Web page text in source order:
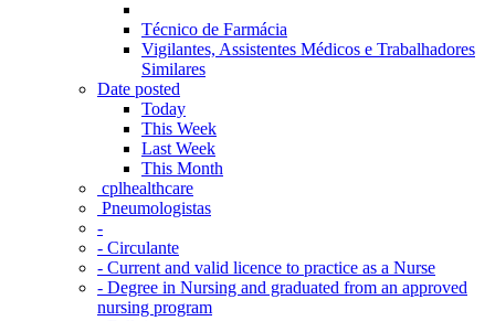
Técnico de Farmácia
Vigilantes, Assistentes Médicos e Trabalhadores
Similares
Date posted
Today
This Week
Last Week
This Month
‎ cplhealthcare‬
Pneumologistas
-
- Circulante
- Current and valid licence to practice as a Nurse
- Degree in Nursing and graduated from an approved
nursing program